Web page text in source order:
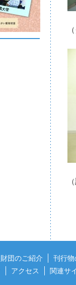
財団のご紹介 刊行物
アクセス 関連サ